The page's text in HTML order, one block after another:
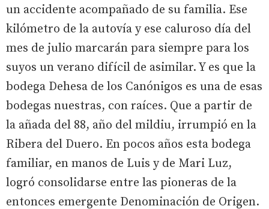
un accidente acompañado de su familia. Ese
kilómetro de la autovía y ese caluroso día del
mes de julio marcarán para siempre para los
suyos un verano difícil de asimilar. Y es que la
bodega Dehesa de los Canónigos es una de esas
bodegas nuestras, con raíces. Que a partir de
la añada del 88, año del mildiu, irrumpió en la
Ribera del Duero. En pocos años esta bodega
familiar, en manos de Luis y de Mari Luz,
logró consolidarse entre las pioneras de la
entonces emergente Denominación de Origen.